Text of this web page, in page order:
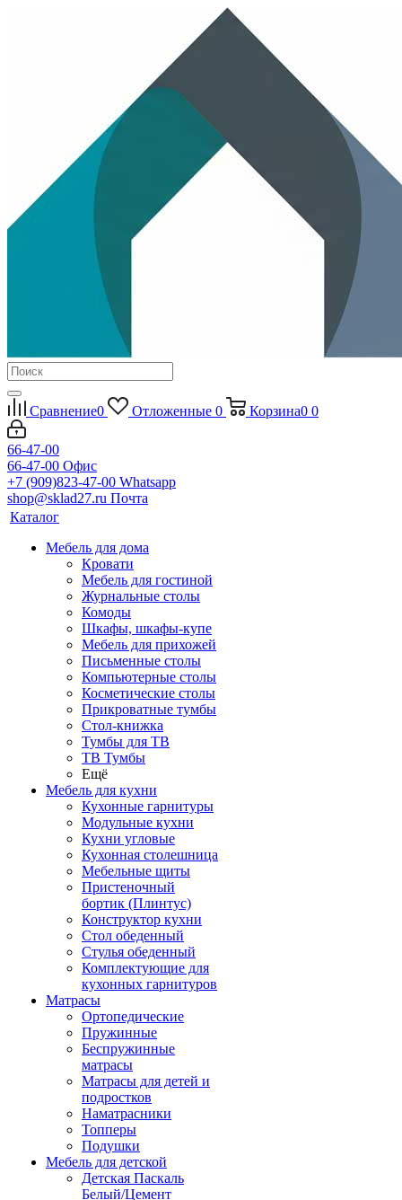
Сравнение0 Отложенные 0 Корзина0 0
66-47-00
66-47-00 Офис
+7 (909)823-47-00 Whatsapp
shop@sklad27.ru Почта
Каталог
Мебель для дома
Кровати
Мебель для гостиной
Журнальные столы
Комоды
Шкафы, шкафы-купе
Мебель для прихожей
Письменные столы
Компьютерные столы
Косметические столы
Прикроватные тумбы
Стол-книжка
Тумбы для ТВ
ТВ Тумбы
Ещё
Мебель для кухни
Кухонные гарнитуры
Модульные кухни
Кухни угловые
Кухонная столешница
Мебельные щиты
Пристеночный
бортик (Плинтус)
Конструктор кухни
Стол обеденный
Стулья обеденный
Комплектующие для
кухонных гарнитуров
Матраcы
Ортопедические
Пружинные
Беспружинные
матрасы
Матрасы для детей и
подростков
Наматрасники
Топперы
Подушки
Мебель для детской
Детская Паскаль
Белый/Цемент